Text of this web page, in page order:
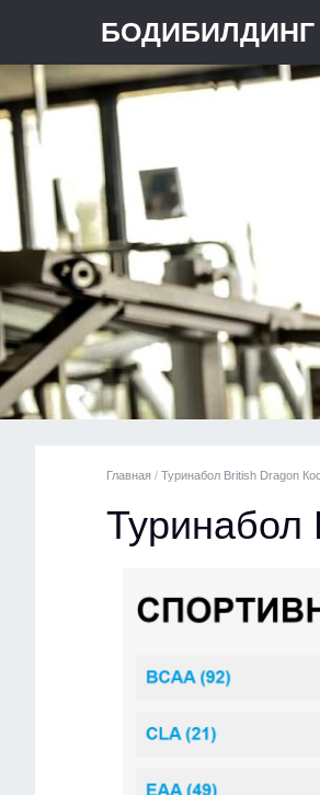
БОДИБИЛДИНГ
Главная / Туринабол British Dragon
Туринабол